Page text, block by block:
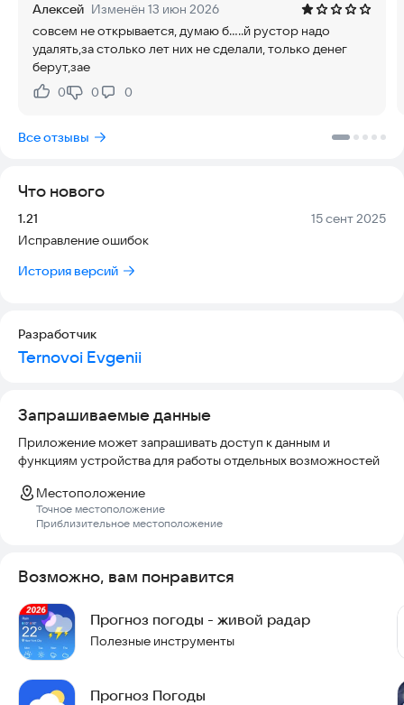
пожалуйста, оставляйте отзывы. Буду рад любой обратной
связи.
Если Вам сильно нравится приложение, вы можете
поделиться им с друзьями, в меню есть соответствующая
кнопка.
Скачивайте, пользуйтесь и наслаждайтесь :)
Алексей Изменён 13 июн 2026
совсем не открывается, думаю б.....й рустор надо
удалять,за столько лет них не сделали, только денег
берут,зае
Нравится:
0Не нравится:
0 0
Все отзывы
Что нового
Версия:
1.21 Дата:
15 сент 2025
Исправление ошибок
История версий
Разработчик
Ternovoi Evgenii
Запрашиваемые данные
Приложение может запрашивать доступ к данным и
функциям устройства для работы отдельных возможностей
Местоположение
Точное местоположение
Приблизительное местоположение
Возможно, вам понравится
Прогноз погоды - живой радар
Полезные инструменты
Прогноз Погоды